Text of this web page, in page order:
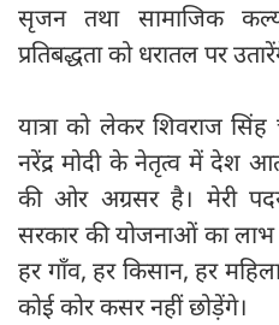
सृजन तथा सामाजिक
प्रतिबद्धता को धरातल पर
यात्रा को लेकर शिवराज सिंह
नरेंद्र मोदी के नेतृत्व में देश
की ओर अग्रसर है। मेरी
सरकार की योजनाओं का
हर गाँव, हर किसान, हर
कोई कोर कसर नहीं छोड़ेंगे।